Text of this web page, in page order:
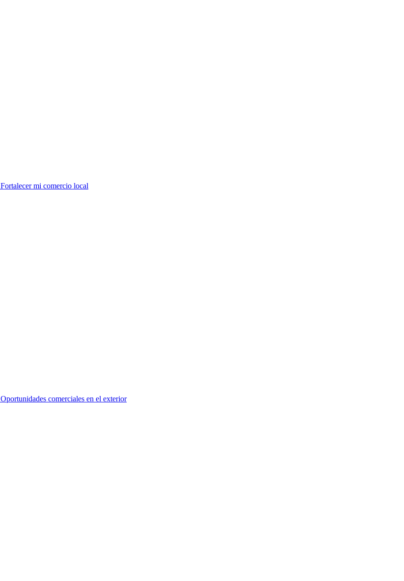
Fortalecer mi comercio local
Oportunidades comerciales en el exterior